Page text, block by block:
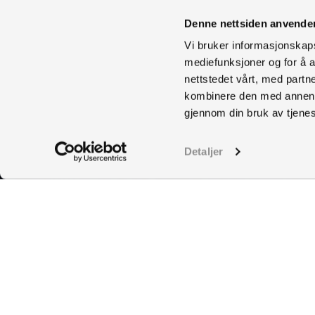
Denne nettsiden
Vi bruker
mediefunksjoner og for å
nettstedet vårt, med
kombinere den med
gjennom din bruk av
Detaljer